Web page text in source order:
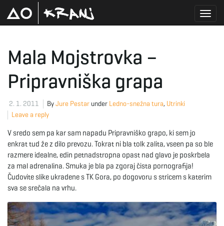
g
l
Mala Mojstrovka –
Pripravniška grapa
2. 1. 2011 ByJure Pestar under Ledno-snežna tura, Utrinki
Leave a reply
V sredo sem pa kar sam napadu Pripravniško grapo, ki sem jo
enkrat tud že z dilo prevozu. Tokrat ni bla tolk zalita, vseen pa so ble
razmere idealne, edin petnadstropna opast nad glavo je poskrbela
za mal adrenalina. Smuka je bla pa zgoraj čista pornografija!
Čudovite slike ukradene s TK Gora, po dogovoru s stricem s katerim
sva se srečala na vrhu.